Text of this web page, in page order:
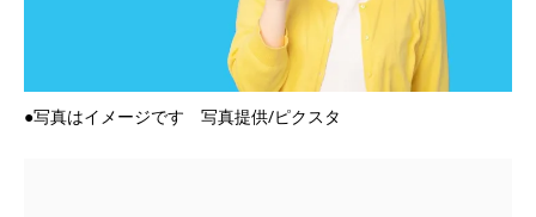
●写真はイメージです 写真提供/ピクスタ